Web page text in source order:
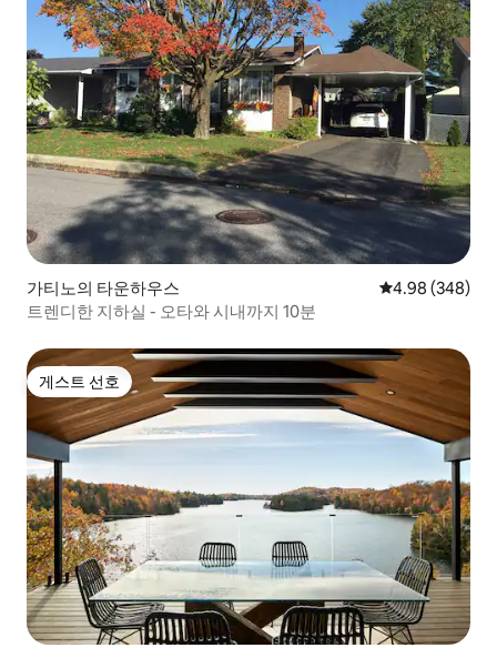
가티노의 타운하우스 평점 4.98점(5
4.98 (348)
트렌디한 지하실 - 오타와 시내까지 10분
게스트 선호
게스트 선호